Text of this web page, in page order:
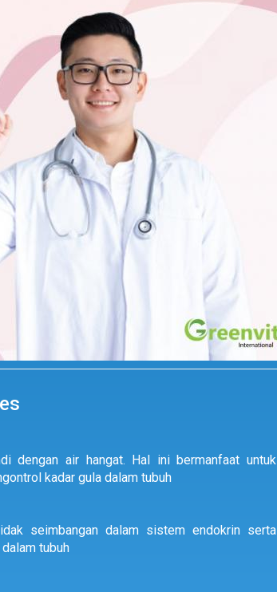
dengan air hangat. Hal ini bermanfaat untuk
kadar gula dalam tubuh
seimbangan dalam sistem endokrin serta
tubuh